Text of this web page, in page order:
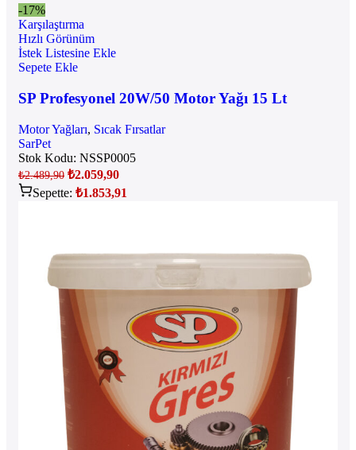
-17%
Karşılaştırma
Hızlı Görünüm
İstek Listesine Ekle
Sepete Ekle
SP Profesyonel 20W/50 Motor Yağı 15 Lt
Motor Yağları, Sıcak Fırsatlar
SarPet
Stok Kodu: NSSP0005
₺2.489,90 ₺2.059,90
Sepette: ₺1.853,91